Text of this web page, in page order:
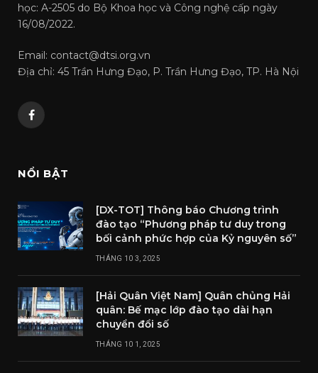
học: A-2505 do Bộ Khoa học và Công nghệ cấp ngày
16/08/2022.
Email: contact@dtsi.org.vn
Địa chỉ: 45 Trần Hưng Đạo, P. Trần Hưng Đạo, TP. Hà Nội
Facebook
NỔI BẬT
[DX-TOT] Thông báo Chương trình
đào tạo “Phương pháp tư duy trong
bối cảnh phức hợp của Kỷ nguyên số”
THÁNG 10 3, 2025
[Hải Quân Việt Nam] Quân chủng Hải
quân: Bế mạc lớp đào tạo dài hạn
chuyển đổi số
THÁNG 10 1, 2025